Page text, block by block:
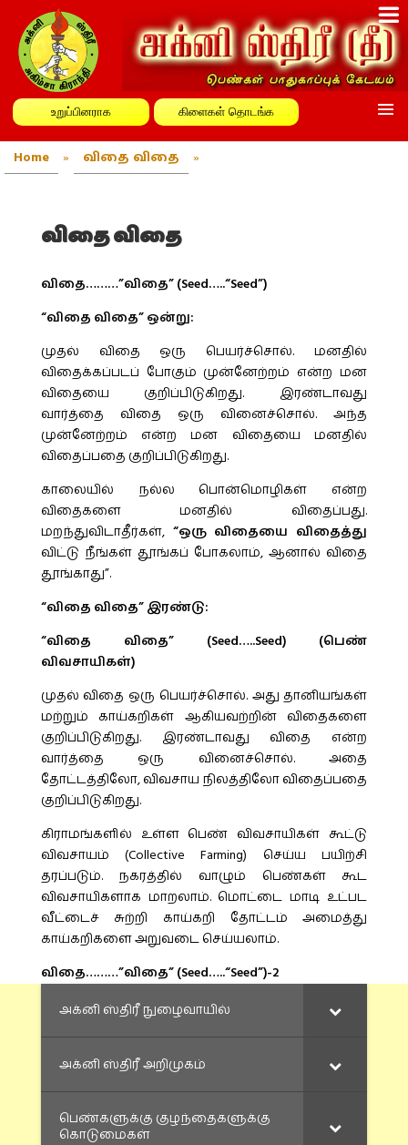
உறுப்பினராக கிளைகள் தொடங்க
Home » விதை விதை »
விதை விதை
விதை………”விதை” (Seed…..“Seed”)
“விதை விதை” ஒன்று:
முதல் விதை ஒரு பெயர்ச்சொல். மனதில்
விதைக்கப்படப் போகும் முன்னேற்றம் என்ற மன
விதையை குறிப்பிடுகிறது. இரண்டாவது
வார்த்தை விதை ஒரு வினைச்சொல். அந்த
முன்னேற்றம் என்ற மன விதையை மனதில்
விதைப்பதை குறிப்பிடுகிறது.
காலையில் நல்ல பொன்மொழிகள் என்ற
விதைகளை மனதில் விதைப்பது.
மறந்துவிடாதீர்கள், “ஒரு விதையை விதைத்து
விட்டு நீங்கள் தூங்கப் போகலாம், ஆனால் விதை
தூங்காது”.
“விதை விதை” இரண்டு:
“விதை விதை” (Seed…..Seed) (பெண்
விவசாயிகள்)
முதல் விதை ஒரு பெயர்ச்சொல். அது தானியங்கள்
மற்றும் காய்கறிகள் ஆகியவற்றின் விதைகளை
குறிப்பிடுகிறது. இரண்டாவது விதை என்ற
வார்த்தை ஒரு வினைச்சொல். அதை
தோட்டத்திலோ, விவசாய நிலத்திலோ விதைப்பதை
குறிப்பிடுகிறது.
கிராமங்களில் உள்ள பெண் விவசாயிகள் கூட்டு
விவசாயம் (Collective Farming) செய்ய பயிற்சி
தரப்படும். நகரத்தில் வாழும் பெண்கள் கூட
விவசாயிகளாக மாறலாம். மொட்டை மாடி உட்பட
வீட்டைச் சுற்றி காய்கறி தோட்டம் அமைத்து
காய்கறிகளை அறுவடை செய்யலாம்.
விதை………”விதை” (Seed…..“Seed”)-2
அக்னி ஸ்திரீ நுழைவாயில்
அக்னி ஸ்திரீ அறிமுகம்
பெண்களுக்கு குழந்தைகளுக்கு
கொடுமைகள்